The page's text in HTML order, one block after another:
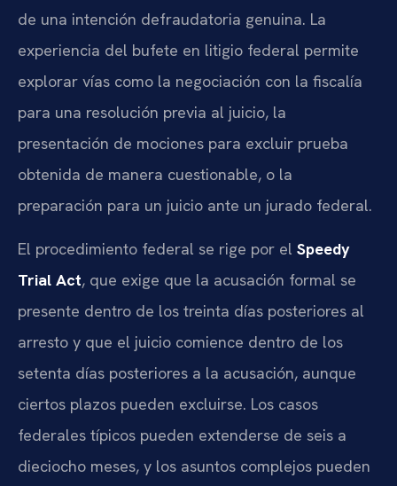
de una intención defraudatoria genuina. La
experiencia del bufete en litigio federal permite
explorar vías como la negociación con la fiscalía
para una resolución previa al juicio, la
presentación de mociones para excluir prueba
obtenida de manera cuestionable, o la
preparación para un juicio ante un jurado federal.
El procedimiento federal se rige por el Speedy
Trial Act, que exige que la acusación formal se
presente dentro de los treinta días posteriores al
arresto y que el juicio comience dentro de los
setenta días posteriores a la acusación, aunque
ciertos plazos pueden excluirse. Los casos
federales típicos pueden extenderse de seis a
dieciocho meses, y los asuntos complejos pueden